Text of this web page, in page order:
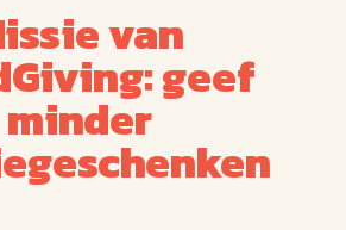
van
geef
minder